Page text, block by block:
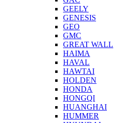
GEELY
GENESIS
GEO
GMC
GREAT WALL
HAIMA
HAVAL
HAWTAI
HOLDEN
HONDA
HONGQI
HUANGHAI
HUMMER